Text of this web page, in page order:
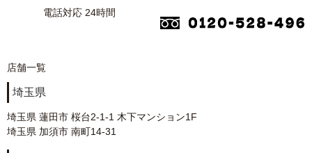
電話対応 24時間
店舗一覧
埼玉県
埼玉県 蓮田市 桜台2-1-1 木下マンション1F
埼玉県 加須市 南町14-31